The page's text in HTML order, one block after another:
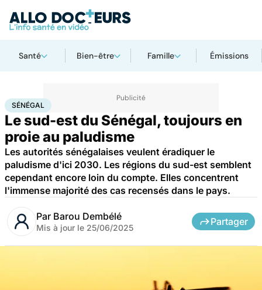
Santé Bien-être Famille Émissions
AccueilSanté Maladies infectieuses
SÉNÉGAL
Le sud-est du Sénégal, toujours en
proie au paludisme
Les autorités sénégalaises veulent éradiquer le
paludisme d'ici 2030. Les régions du sud-est semblent
cependant encore loin du compte. Elles concentrent
l'immense majorité des cas recensés dans le pays.
Par Barou Dembélé
Mis à jour le 25/06/2025
Partager